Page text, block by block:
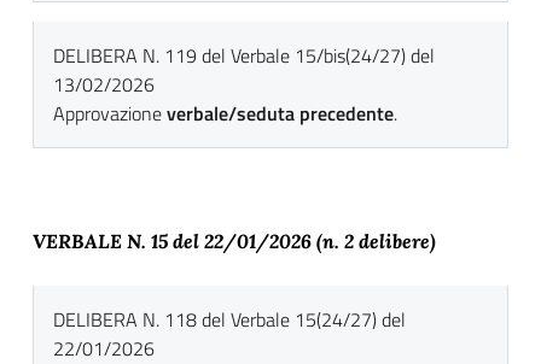
DELIBERA N. 119 del Verbale 15/bis(24/27) del
13/02/2026
Approvazioneverbale/seduta precedente.
VERBALE N. 15 del 22/01/2026 (n. 2 delibere)
DELIBERA N. 118 del Verbale 15(24/27) del
22/01/2026